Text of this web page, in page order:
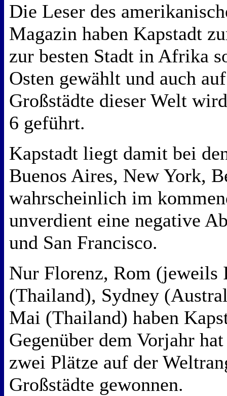
Die Leser des
Magazin haben Kapstadt
zur besten Stadt in Afrika
Osten gewählt und auch
Großstädte dieser Welt
6 geführt.
Kapstadt liegt damit bei
Buenos Aires, New York,
wahrscheinlich im
unverdient eine negative
und San Francisco.
Nur Florenz, Rom (jeweils
(Thailand), Sydney
Mai (Thailand) haben
Gegenüber dem Vorjahr
zwei Plätze auf der
Großstädte gewonnen.